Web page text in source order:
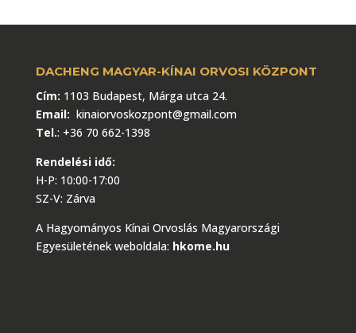
DACHENG MAGYAR-KÍNAI ORVOSI KÖZPONT
Cím: 1103 Budapest, Márga utca 24.
Email: kinaiorvoskozpont@gmail.com
Tel.: +36 70 662-1398
Rendelési idő:
H-P: 10:00-17:00
SZ-V: Zárva
A Hagyományos Kínai Orvoslás Magyarországi
Egyesületének weboldala: hkome.hu